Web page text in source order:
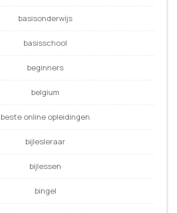
basisonderwijs
basisschool
beginners
belgium
beste online opleidingen
bijlesleraar
bijlessen
bingel